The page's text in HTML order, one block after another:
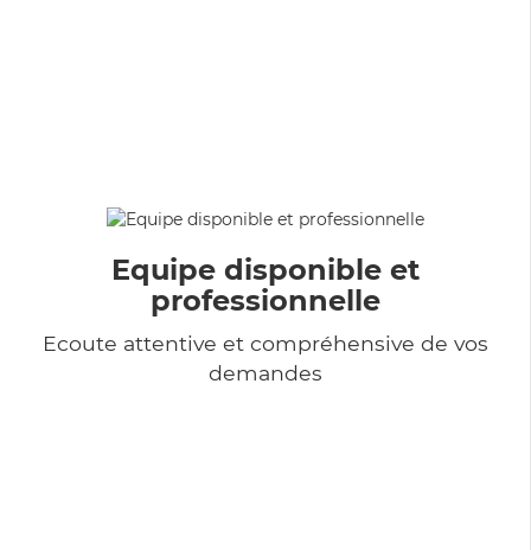
Equipe disponible et
professionnelle
Ecoute attentive et compréhensive de vos
demandes